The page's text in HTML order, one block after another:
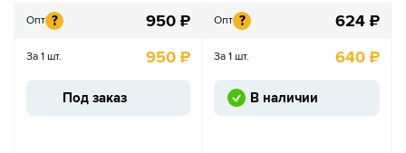
Опт ? 950 ₽
За 1 шт. 950 ₽
Под заказ
Опт ? 624 ₽
За 1 шт. 640 ₽
В наличии